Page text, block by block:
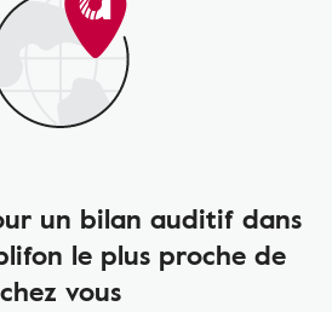
un bilan auditif dans
le plus proche de
chez vous